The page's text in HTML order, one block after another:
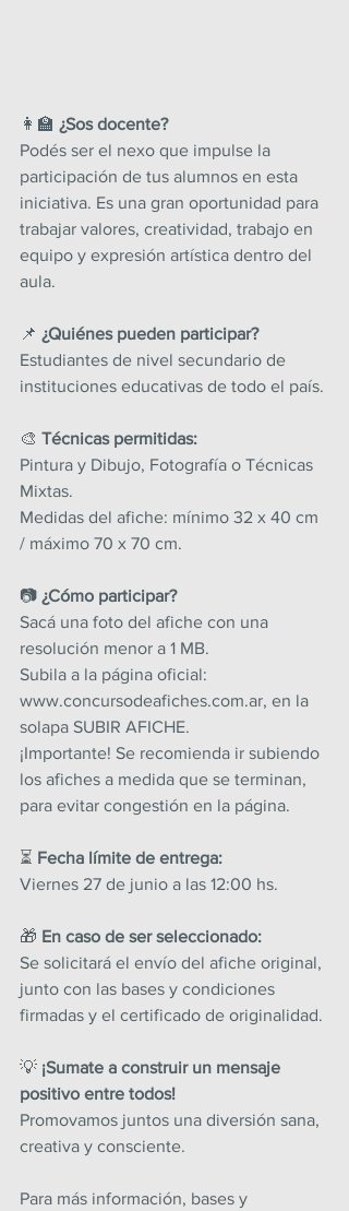
👩🏫 ¿Sos docente?
Podés ser el nexo que impulse la
participación de tus alumnos en esta
iniciativa. Es una gran oportunidad para
trabajar valores, creatividad, trabajo en
equipo y expresión artística dentro del
aula.
📌 ¿Quiénes pueden participar?
Estudiantes de nivel secundario de
instituciones educativas de todo el país.
🎨 Técnicas permitidas:
Pintura y Dibujo, Fotografía o Técnicas
Mixtas.
Medidas del afiche: mínimo 32 x 40 cm
/ máximo 70 x 70 cm.
📷 ¿Cómo participar?
Sacá una foto del afiche con una
resolución menor a 1 MB.
Subila a la página oficial:
www.concursodeafiches.com.ar, en la
solapa SUBIR AFICHE.
¡Importante! Se recomienda ir subiendo
los afiches a medida que se terminan,
para evitar congestión en la página.
⏳ Fecha límite de entrega:
Viernes 27 de junio a las 12:00 hs.
🎁 En caso de ser seleccionado:
Se solicitará el envío del afiche original,
junto con las bases y condiciones
firmadas y el certificado de originalidad.
💡 ¡Sumate a construir un mensaje
positivo entre todos!
Promovamos juntos una diversión sana,
creativa y consciente.
Para más información, bases y